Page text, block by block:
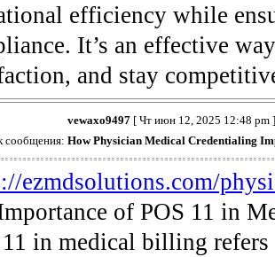
efficiency while
It’s an effective
and stay
vewaxo9497[ Чт июн 12, 2025 12:48 pm ]
сообщения: How Physician Medical Credentialing
ezmdsolutions.com/
of POS 11 in
11 in medical billing